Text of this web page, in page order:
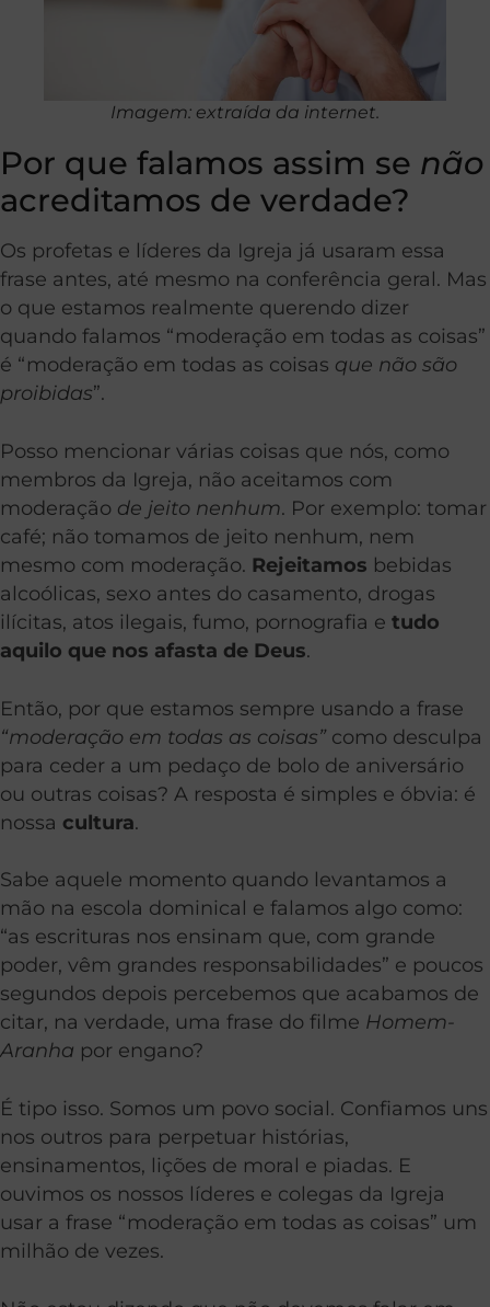
Imagem: extraída da internet.
Por que falamos assim se não
acreditamos de verdade?
Os profetas e líderes da Igreja já usaram essa
frase antes, até mesmo na conferência geral. Mas
o que estamos realmente querendo dizer
quando falamos “moderação em todas as coisas”
é “moderação em todas as coisas que não são
proibidas”.
Posso mencionar várias coisas que nós, como
membros da Igreja, não aceitamos com
moderação de jeito nenhum. Por exemplo: tomar
café; não tomamos de jeito nenhum, nem
mesmo com moderação. Rejeitamos bebidas
alcoólicas, sexo antes do casamento, drogas
ilícitas, atos ilegais, fumo, pornografia e tudo
aquilo que nos afasta de Deus.
Então, por que estamos sempre usando a frase
“moderação em todas as coisas”como desculpa
para ceder a um pedaço de bolo de aniversário
ou outras coisas? A resposta é simples e óbvia: é
nossa cultura.
Sabe aquele momento quando levantamos a
mão na escola dominical e falamos algo como:
“as escrituras nos ensinam que, com grande
poder, vêm grandes responsabilidades” e poucos
segundos depois percebemos que acabamos de
citar, na verdade, uma frase do filme Homem-
Aranha por engano?
É tipo isso. Somos um povo social. Confiamos uns
nos outros para perpetuar histórias,
ensinamentos, lições de moral e piadas. E
ouvimos os nossos líderes e colegas da Igreja
usar a frase “moderação em todas as coisas” um
milhão de vezes.